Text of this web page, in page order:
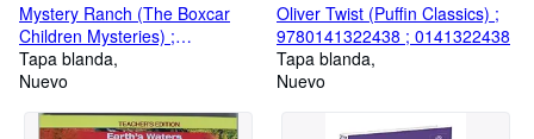
Mystery Ranch (The Boxcar
Children Mysteries) ;
9780807553916 ; 0807553913
Tapa blanda
Nuevo
Oliver Twist (Puffin Classics) ;
9780141322438 ; 0141322438
Tapa blanda
Nuevo